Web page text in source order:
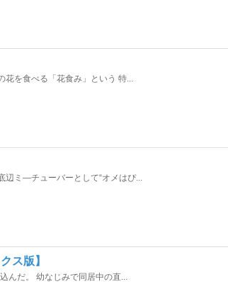
を食べる「花食み」という 特...
辺ミ―チューバーとして“オメはぴ...
ス版】
んだ。 幼なじみで同居中の直...